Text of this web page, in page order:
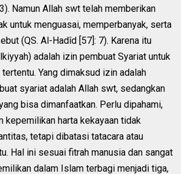
Namun Allah swt telah memberikan
untuk menguasai, memperbanyak, serta
(QS. Al-Hadîd [57]: 7). Karena itu
adalah izin pembuat Syariat untuk
Yang dimaksud izin adalah
syariat adalah Allah swt, sedangkan
bisa dimanfaatkan. Perlu dipahami,
kepemilikan harta kekayaan tidak
tetapi dibatasi tatacara atau
Hal ini sesuai fitrah manusia dan sangat
dalam Islam terbagi menjadi tiga,